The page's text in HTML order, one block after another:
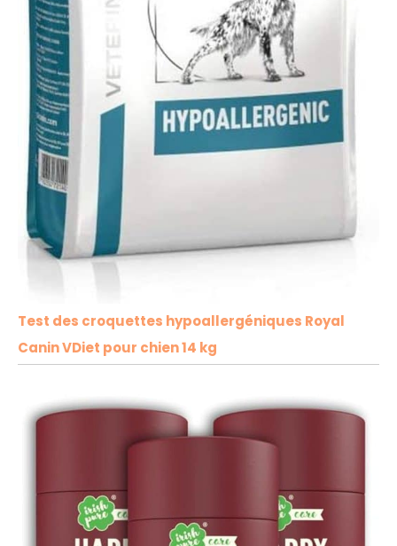
Test des croquettes hypoallergéniques Royal
Canin VDiet pour chien 14 kg